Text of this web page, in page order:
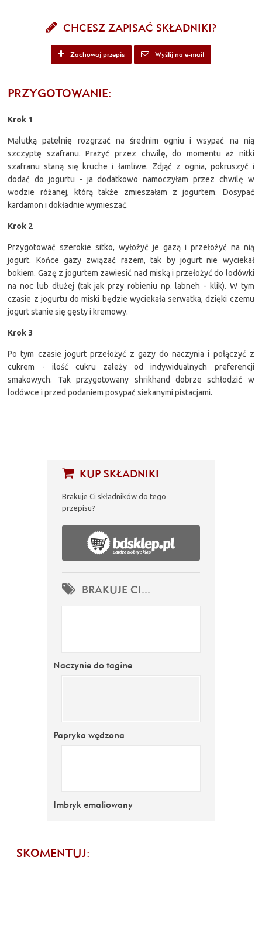
KUP SKŁADNIKI
Brakuje Ci składników do tego
przepisu?
BRAKUJE CI...
Naczynie do tagine
Papryka wędzona
Imbryk emaliowany
CHCESZ ZAPISAĆ SKŁADNIKI?
Zachowaj przepis Wyślij na e-mail
PRZYGOTOWANIE:
Krok 1
Malutką patelnię rozgrzać na średnim ogniu i wsypać na nią
szczyptę szafranu. Prażyć przez chwilę, do momentu aż nitki
szafranu staną się kruche i łamliwe. Zdjąć z ognia, pokruszyć i
dodać do jogurtu - ja dodatkowo namoczyłam przez chwilę w
wodzie różanej, którą także zmieszałam z jogurtem. Dosypać
kardamon i dokładnie wymieszać.
Krok 2
Przygotować szerokie sitko, wyłożyć je gazą i przełożyć na nią
jogurt. Końce gazy związać razem, tak by jogurt nie wyciekał
bokiem. Gazę z jogurtem zawiesić nad miską i przełożyć do lodówki
na noc lub dłużej (tak jak przy robieniu np. labneh - klik). W tym
czasie z jogurtu do miski będzie wyciekała serwatka, dzięki czemu
jogurt stanie się gęsty i kremowy.
Krok 3
Po tym czasie jogurt przełożyć z gazy do naczynia i połączyć z
cukrem - ilość cukru zależy od indywidualnych preferencji
smakowych. Tak przygotowany shrikhand dobrze schłodzić w
lodówce i przed podaniem posypać siekanymi pistacjami.
SKOMENTUJ: